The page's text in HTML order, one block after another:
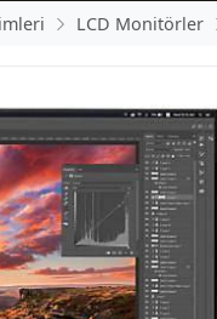
LCD Monitörler